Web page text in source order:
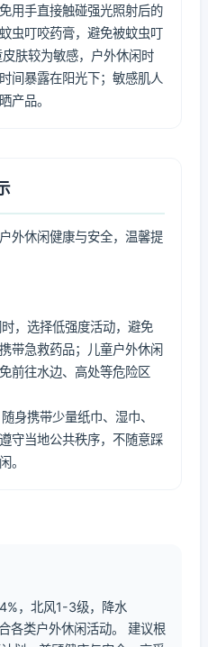
用手直接触碰强光照射后的
虫叮咬药膏，避免被蚊虫叮
肤较为敏感，户外休闲时
间暴露在阳光下；敏感肌人
产品。
外休闲健康与安全，温馨提
，选择低强度活动，避免
带急救药品；儿童户外休闲
前往水边、高处等危险区
身携带少量纸巾、湿巾、
守当地公共秩序，不随意踩
。
，北风1-3级，降水
各类户外休闲活动。 建议根